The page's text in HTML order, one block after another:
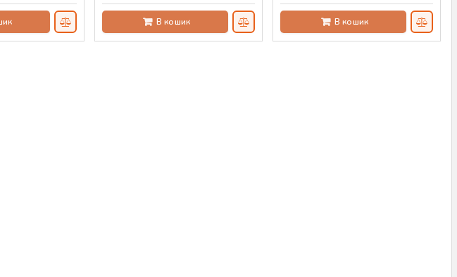
В кошик В кошик